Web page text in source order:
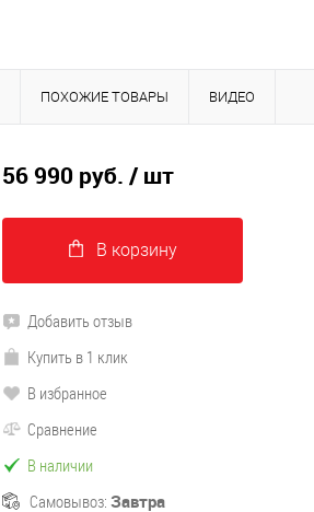
ПОХОЖИЕ ТОВАРЫ ВИДЕО
56 990 руб. / шт
В корзину
Добавить отзыв
Купить в 1 клик
В избранное
Сравнение
В наличии
Самовывоз: Завтра